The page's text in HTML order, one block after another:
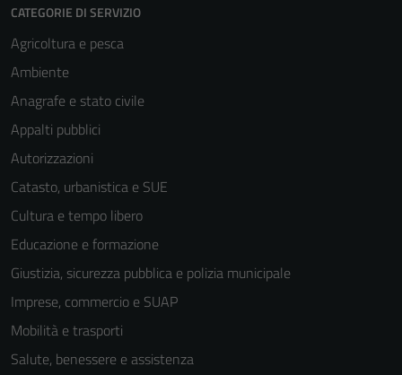
CATEGORIE DI SERVIZIO
Agricoltura e pesca
Ambiente
Anagrafe e stato civile
Appalti pubblici
Autorizzazioni
Catasto, urbanistica e SUE
Cultura e tempo libero
Educazione e formazione
Giustizia, sicurezza pubblica e polizia municipale
Imprese, commercio e SUAP
Mobilità e trasporti
Salute, benessere e assistenza